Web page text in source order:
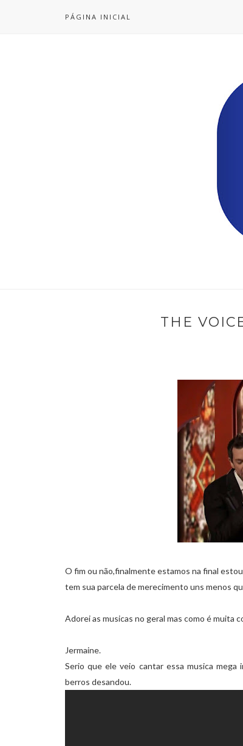
PÁGINA INICIAL
THE
O fim ou não,finalmente estamos na final
tem sua parcela de merecimento uns menos
Adorei as musicas no geral mas como é muita
Jermaine.
Serio que ele veio cantar essa musica
berros desandou.